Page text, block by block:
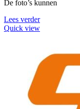
De foto’s kunnen
Lees verder
Quick view